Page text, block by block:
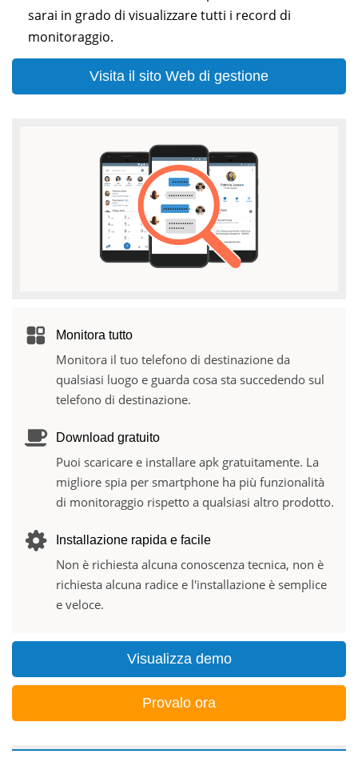
sarai in grado di visualizzare tutti i record di
monitoraggio.
Visita il sito Web di gestione
Monitora tutto
Monitora il tuo telefono di destinazione da
qualsiasi luogo e guarda cosa sta succedendo sul
telefono di destinazione.
Download gratuito
Puoi scaricare e installare apk gratuitamente. La
migliore spia per smartphone ha più funzionalità
di monitoraggio rispetto a qualsiasi altro prodotto.
Installazione rapida e facile
Non è richiesta alcuna conoscenza tecnica, non è
richiesta alcuna radice e l'installazione è semplice
e veloce.
Visualizza demo
Provalo ora